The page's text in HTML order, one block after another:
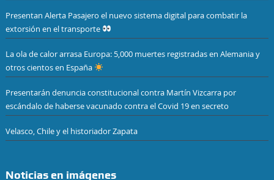
Presentan Alerta Pasajero el nuevo sistema digital para combatir la
extorsión en el transporte
La ola de calor arrasa Europa: 5,000 muertes registradas en Alemania y
otros cientos en España
Presentarán denuncia constitucional contra Martín Vizcarra por
escándalo de haberse vacunado contra el Covid 19 en secreto
Velasco, Chile y el historiador Zapata
Noticias en imágenes